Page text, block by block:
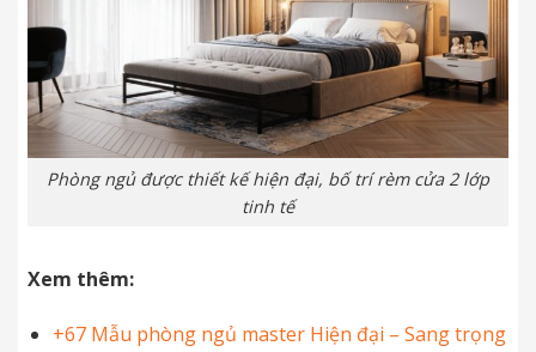
Phòng ngủ được thiết kế hiện đại, bố trí rèm cửa 2 lớp
tinh tế
Xem thêm:
+67 Mẫu phòng ngủ master Hiện đại – Sang trọng